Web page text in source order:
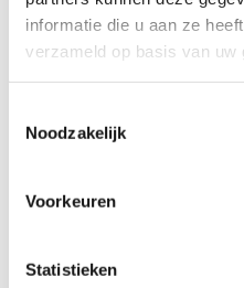
informatie die u aan ze
verzameld op basis van uw
Noodzakelijk
Voorkeuren
Statistieken
Jouw vraag